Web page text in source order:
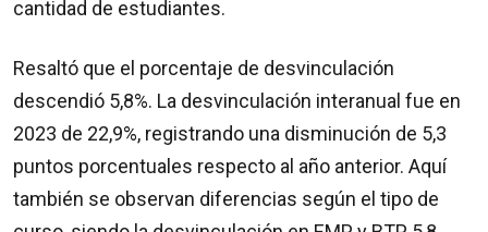
cantidad de estudiantes.
Resaltó que el porcentaje de desvinculación
descendió 5,8%. La desvinculación interanual fue en
2023 de 22,9%, registrando una disminución de 5,3
puntos porcentuales respecto al año anterior. Aquí
también se observan diferencias según el tipo de